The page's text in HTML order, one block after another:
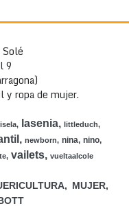
9
y ropa de mujer.
lasenia littleduch
newborn nina nino
vailets vueltaalcole
MUJER